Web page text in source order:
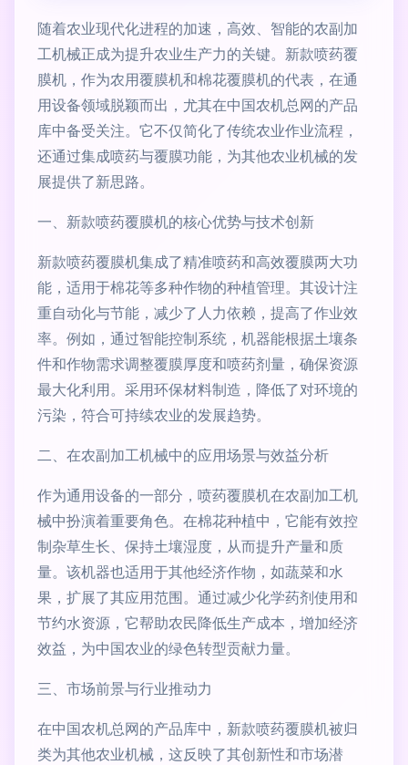
随着农业现代化进程的加速，高效、智能的农副加
工机械正成为提升农业生产力的关键。新款喷药覆
膜机，作为农用覆膜机和棉花覆膜机的代表，在通
用设备领域脱颖而出，尤其在中国农机总网的产品
库中备受关注。它不仅简化了传统农业作业流程，
还通过集成喷药与覆膜功能，为其他农业机械的发
展提供了新思路。
一、新款喷药覆膜机的核心优势与技术创新
新款喷药覆膜机集成了精准喷药和高效覆膜两大功
能，适用于棉花等多种作物的种植管理。其设计注
重自动化与节能，减少了人力依赖，提高了作业效
率。例如，通过智能控制系统，机器能根据土壤条
件和作物需求调整覆膜厚度和喷药剂量，确保资源
最大化利用。采用环保材料制造，降低了对环境的
污染，符合可持续农业的发展趋势。
二、在农副加工机械中的应用场景与效益分析
作为通用设备的一部分，喷药覆膜机在农副加工机
械中扮演着重要角色。在棉花种植中，它能有效控
制杂草生长、保持土壤湿度，从而提升产量和质
量。该机器也适用于其他经济作物，如蔬菜和水
果，扩展了其应用范围。通过减少化学药剂使用和
节约水资源，它帮助农民降低生产成本，增加经济
效益，为中国农业的绿色转型贡献力量。
三、市场前景与行业推动力
在中国农机总网的产品库中，新款喷药覆膜机被归
类为其他农业机械，这反映了其创新性和市场潜